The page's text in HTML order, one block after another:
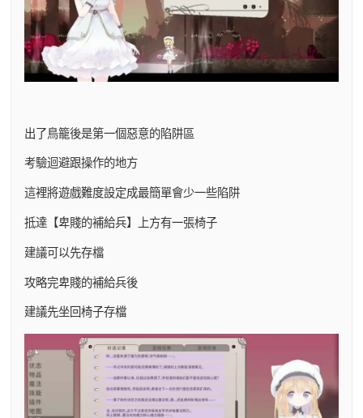
出了鳥籠後是第一個惡意的陷阱區
考驗迴避跟操作的地方
這裡將遊戲難度設定成最簡單會少一些陷阱
抵達【卑賤的補給兵】上方有一張椅子
建議可以先存檔
攻略完卑賤的補給兵後
建議先坐回椅子存檔